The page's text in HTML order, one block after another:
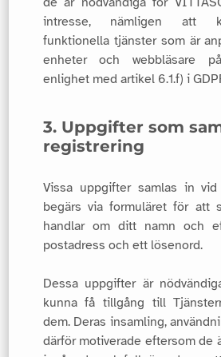
intresse, nämligen att
funktionella tjänster som är
enheter och webbläsare
enlighet med artikel 6.1.f) i
3. Uppgifter som
registrering
Vissa uppgifter samlas in
begärs via formuläret för att
handlar om ditt namn och
postadress och ett lösenord.
Dessa uppgifter är
kunna få tillgång till
dem. Deras insamling,
därför motiverade eftersom de